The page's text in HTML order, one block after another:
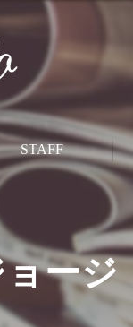
STAFF
ージ